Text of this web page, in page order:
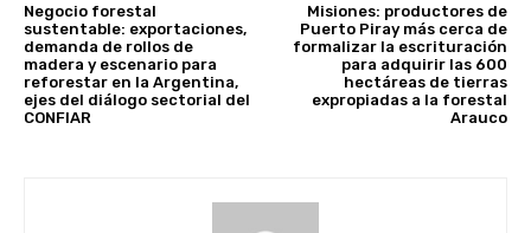
Negocio forestal
sustentable: exportaciones,
demanda de rollos de
madera y escenario para
reforestar en la Argentina,
ejes del diálogo sectorial del
CONFIAR
Misiones: productores de
Puerto Piray más cerca de
formalizar la escrituración
para adquirir las 600
hectáreas de tierras
expropiadas a la forestal
Arauco